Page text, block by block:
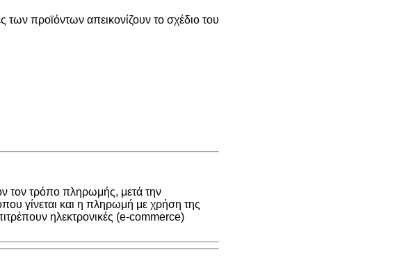
προϊόντων απεικονίζουν το σχέδιο του
τον τρόπο πληρωμής, μετά την
γίνεται και η πληρωμή με χρήση της
ηλεκτρονικές (e-commerce)